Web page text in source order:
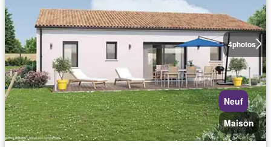
4photos
Neuf
Maison